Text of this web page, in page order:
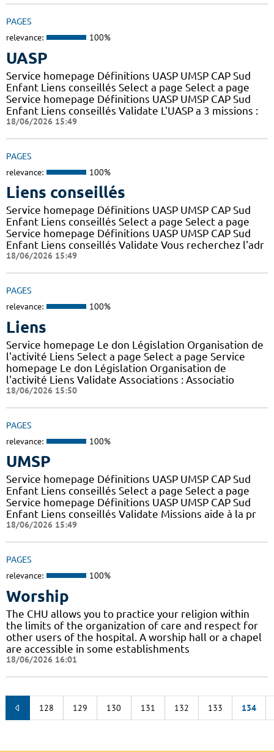
PAGES
relevance: 100%
UASP
Service homepage Définitions UASP UMSP CAP Sud
Enfant Liens conseillés Select a page Select a page
Service homepage Définitions UASP UMSP CAP Sud
Enfant Liens conseillés Validate L'UASP a 3 missions :
18/06/2026 15:49
PAGES
relevance: 100%
Liens conseillés
Service homepage Définitions UASP UMSP CAP Sud
Enfant Liens conseillés Select a page Select a page
Service homepage Définitions UASP UMSP CAP Sud
Enfant Liens conseillés Validate Vous recherchez l'adr
18/06/2026 15:49
PAGES
relevance: 100%
Liens
Service homepage Le don Législation Organisation de
l'activité Liens Select a page Select a page Service
homepage Le don Législation Organisation de
l'activité Liens Validate Associations : Associatio
18/06/2026 15:50
PAGES
relevance: 100%
UMSP
Service homepage Définitions UASP UMSP CAP Sud
Enfant Liens conseillés Select a page Select a page
Service homepage Définitions UASP UMSP CAP Sud
Enfant Liens conseillés Validate Missions aide à la pr
18/06/2026 15:49
PAGES
relevance: 100%
Worship
The CHU allows you to practice your religion within
the limits of the organization of care and respect for
other users of the hospital. A worship hall or a chapel
are accessible in some establishments
18/06/2026 16:01
128 129 130 131 132 133 134